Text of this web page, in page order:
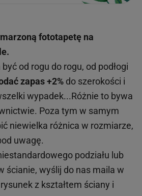
fototapetę na
od rogu do rogu, od podłogi
zapas +2% do szerokości i
wypadek...Różnie to bywa
Poza tym w samym
niewielka różnica w rozmiarze,
uwagę.
podziału lub
ścianie, wyślij do nas maila w
z kształtem ściany i